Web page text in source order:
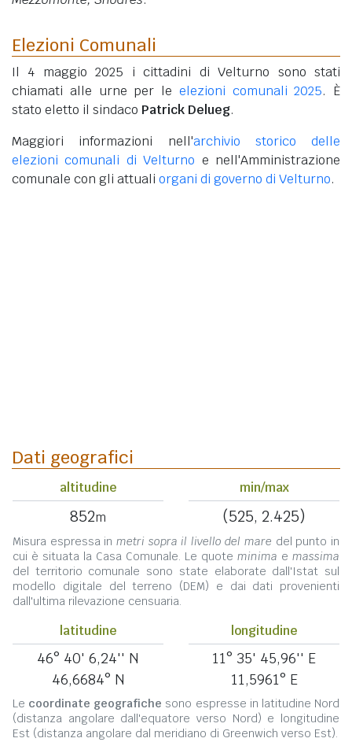
Elezioni Comunali
Il 4 maggio 2025 i cittadini di Velturno sono stati
chiamati alle urne per le elezioni comunali 2025. È
stato eletto il sindaco Patrick Delueg.
Maggiori informazioni nell'archivio storico delle
elezioni comunali di Velturno e nell'Amministrazione
comunale con gli attuali organi di governo di Velturno.
Dati geografici
altitudine
852m
min/max
(525, 2.425)
Misura espressa in metri sopra il livello del mare del punto in
cui è situata la Casa Comunale. Le quote minima e massima
del territorio comunale sono state elaborate dall'Istat sul
modello digitale del terreno (DEM) e dai dati provenienti
dall'ultima rilevazione censuaria.
latitudine
46° 40' 6,24'' N
46,6684° N
longitudine
11° 35' 45,96'' E
11,5961° E
Le coordinate geografiche sono espresse in latitudine Nord
(distanza angolare dall'equatore verso Nord) e longitudine
Est (distanza angolare dal meridiano di Greenwich verso Est).